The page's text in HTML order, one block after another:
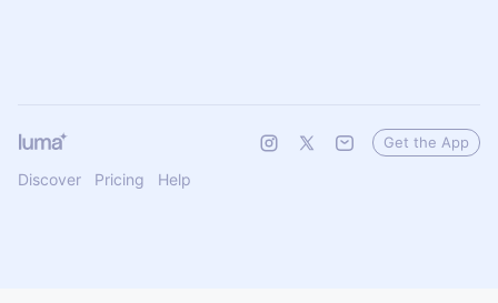
Discover Pricing Help
Get the App